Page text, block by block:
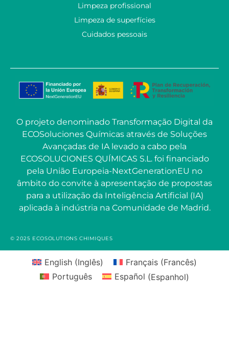
Limpeza profissional
Limpeza de superfícies
Cuidados pessoais
O projeto denominado Transformação Digital da
ECOSoluciones Químicas através de Soluções
Avançadas de IA levado a cabo pela
ECOSOLUCIONES QUÍMICAS S.L. foi financiado
pela União Europeia-NextGenerationEU no
âmbito do convite à apresentação de propostas
para a utilização da Inteligência Artificial (IA)
aplicada à indústria na Comunidade de Madrid.
© 2025 ECOSOLUTIONS CHIMIQUES
English (Inglês) Français (Francês)
Português
Español (Espanhol)